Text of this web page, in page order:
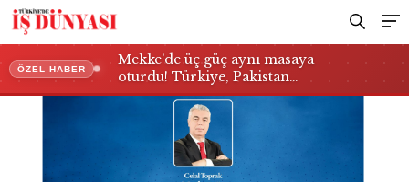
ÖZEL HABER
Mekke’de üç güç aynı masaya
oturdu! Türkiye, Pakistan…